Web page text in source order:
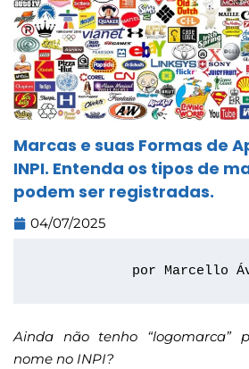
Marcas e suas Formas de
INPI. Entenda os tipos de
podem ser registradas.
04/07/2025
por Marcello
Ainda não tenho “logomarca”
nome no INPI?